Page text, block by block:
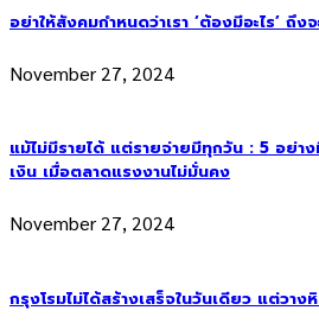
อย่าให้สังคมกำหนดว่าเรา ‘ต้องมีอะไร’ ถึง
November 27, 2024
แม้ไม่มีรายได้ แต่รายจ่ายมีทุกวัน : 5 อย่า
เงิน เมื่อตลาดแรงงานไม่มั่นคง
November 27, 2024
กรุงโรมไม่ได้สร้างเสร็จในวันเดียว แต่วาง